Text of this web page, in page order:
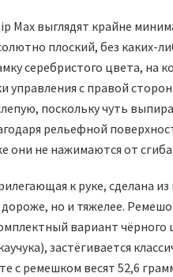
Max выглядят крайне
плоский, без каких-
серебристого цвета, на
управления с правой
поскольку чуть
рельефной
они не нажимаются от
к руке, сделана
но и тяжелее.
вариант чёрного
застёгивается
с ремешком весят 52,6